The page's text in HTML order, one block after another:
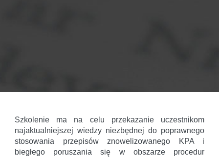
Szkolenie ma na celu przekazanie uczestnikom
najaktualniejszej wiedzy niezbędnej do poprawnego
stosowania przepisów znowelizowanego KPA i
biegłego poruszania się w obszarze procedur